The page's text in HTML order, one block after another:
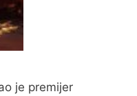
je premijer